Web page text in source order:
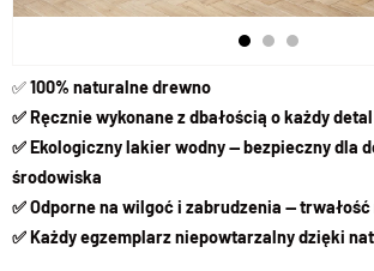
✅100% naturalne drewno
✅ Ręcznie wykonane z dbałością o każdy detal
✅ Ekologiczny lakier wodny — bezpieczny dla
środowiska
✅ Odporne na wilgoć i zabrudzenia — trwałość
✅ Każdy egzemplarz niepowtarzalny dzięki